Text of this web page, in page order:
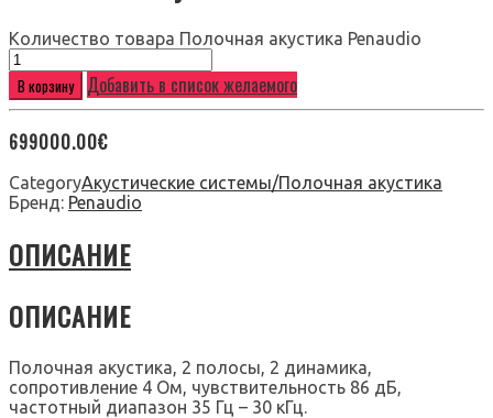
Количество товара Полочная акустика Penaudio
В корзину Добавить в список желаемого
699000.00€
CategoryАкустические системы/Полочная акустика
Бренд: Penaudio
ОПИСАНИЕ
ОПИСАНИЕ
Полочная акустика, 2 полосы, 2 динамика,
сопротивление 4 Ом, чувствительность 86 дБ,
частотный диапазон 35 Гц – 30 кГц.